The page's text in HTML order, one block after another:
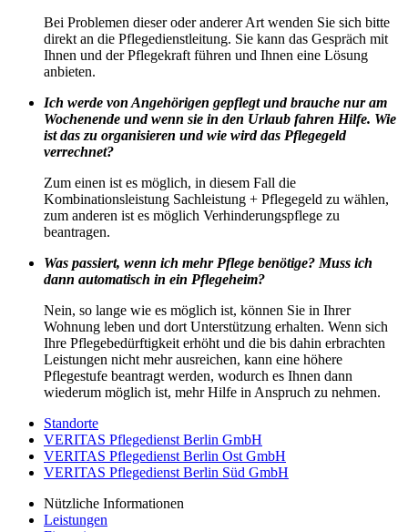
Bei Problemen dieser oder anderer Art wenden Sie sich bitte
direkt an die Pflegedienstleitung. Sie kann das Gespräch mit
Ihnen und der Pflegekraft führen und Ihnen eine Lösung
anbieten.
Ich werde von Angehörigen gepflegt und brauche nur am
Wochenende und wenn sie in den Urlaub fahren Hilfe. Wie
ist das zu organisieren und wie wird das Pflegegeld
verrechnet?
Zum einen ist es möglich, in diesem Fall die
Kombinationsleistung Sachleistung + Pflegegeld zu wählen,
zum anderen ist es möglich Verhinderungspflege zu
beantragen.
Was passiert, wenn ich mehr Pflege benötige? Muss ich
dann automatisch in ein Pflegeheim?
Nein, so lange wie es möglich ist, können Sie in Ihrer
Wohnung leben und dort Unterstützung erhalten. Wenn sich
Ihre Pflegebedürftigkeit erhöht und die bis dahin erbrachten
Leistungen nicht mehr ausreichen, kann eine höhere
Pflegestufe beantragt werden, wodurch es Ihnen dann
wiederum möglich ist, mehr Hilfe in Anspruch zu nehmen.
Standorte
VERITAS Pflegedienst Berlin GmbH
VERITAS Pflegedienst Berlin Ost GmbH
VERITAS Pflegedienst Berlin Süd GmbH
Nützliche Informationen
Leistungen